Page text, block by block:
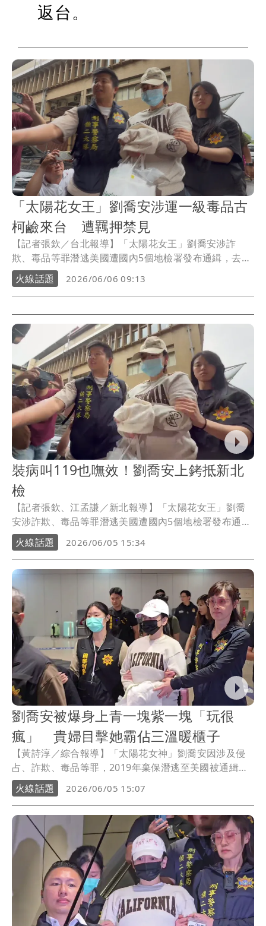
返台。
「太陽花女王」劉喬安涉運一級毒品古
柯鹼來台 遭羈押禁見
【記者張欽／台北報導】「太陽花女王」劉喬安涉詐
欺、毒品等罪潛逃美國遭國內5個地檢署發布通緝，去年
1月在美遭美方查獲逮捕，經過1年5個月的行政、司法程
序後，4日押解返台，原定5日午後移送地檢署，因劉女
偵訊期間2度喊身體不適，警方還叫來救護車，加上等待
律師時間，偵訊時間一直延宕到下午2時40分才移送新北
檢，劉女約3時30分許抵達新北檢，在嚴密警力戒護下進
入偵查庭接受檢察官複訊，檢察官訊後認劉女有高度逃
亡可能，向新北院聲押禁見，法官開羈押庭訊問後裁定
劉女羈押禁見。
火線話題 2026/06/06 09:13
裝病叫119也嘸效！劉喬安上銬抵新北
檢
【記者張欽、江孟謙／新北報導】「太陽花女王」劉喬
安涉詐欺、毒品等罪潛逃美國遭國內5個地檢署發布通
緝，還涉及數起自美寄送「毒包裹」來台案，去年遭台
美執法單位合作逮人。劉喬安昨（4日)晚押解返台歸案
時，戴帽子、口罩並穿著寬鬆上衣遮掩身形，明顯比7年
前臃腫許多。今上午筆錄前，原本聘請的律師無故不
到，劉也兩度說身體不適叫來119，嘗試困獸之鬥，但最
終仍得面對司法，並於下午15時許抵達新北地檢署，在
嚴密警力戒護下進入偵查庭接受檢察官複訊。
火線話題 2026/06/05 15:34
劉喬安被爆身上青一塊紫一塊「玩很
瘋」 貴婦目擊她霸佔三溫暖櫃子
【黃詩淳／綜合報導】「太陽花女神」劉喬安因涉及侵
占、詐欺、毒品等罪，2019年棄保潛逃至美國被通緝，4
日遣返回台，財經專家「不敗教主」陳重銘透露，曾在
貴婦朋友那聽說，目擊過劉喬安身上青一塊紫一塊的，
「看得出來玩的很瘋」。
火線話題 2026/06/05 15:07